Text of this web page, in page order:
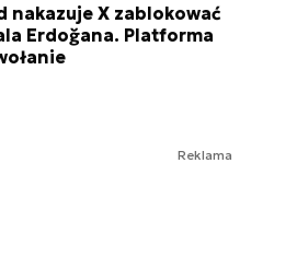
nakazuje X zablokować
Erdoğana. Platforma
Reklama